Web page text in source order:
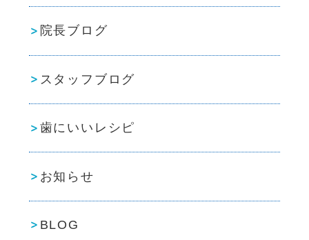
院長ブログ
スタッフブログ
歯にいいレシピ
お知らせ
BLOG